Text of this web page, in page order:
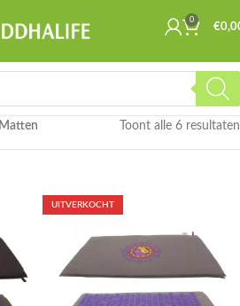
0
€
Toont alle 6 resultaten
UITVERKOCHT